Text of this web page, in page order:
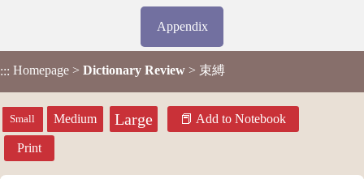
Appendix
::: Homepage > Dictionary Review > 束縛
Small Medium Large Add to Notebook
Print